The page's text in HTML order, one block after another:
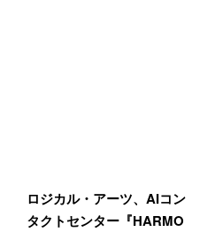
ロジカル・アーツ、AIコン
タクトセンター『HARMO